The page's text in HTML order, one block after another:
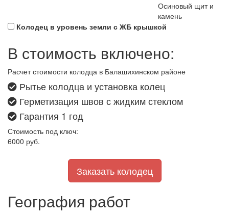
Осиновый щит и
камень
Колодец в уровень земли с ЖБ крышкой
В стоимость включено:
Расчет стоимости колодца в Балашихинском районе
Рытье колодца и установка колец
Герметизация швов с жидким стеклом
Гарантия 1 год
Стоимость под ключ:
6000 руб.
Заказать колодец
География работ